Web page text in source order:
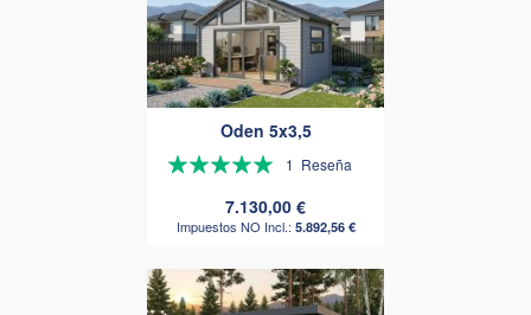
Oden 5x3,5
Valoración:
1 Reseña
7.130,00 €
5.892,56 €